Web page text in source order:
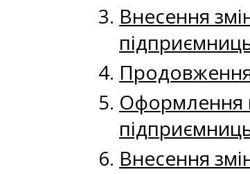
Внесення
Продовження
Оформлення
Внесення